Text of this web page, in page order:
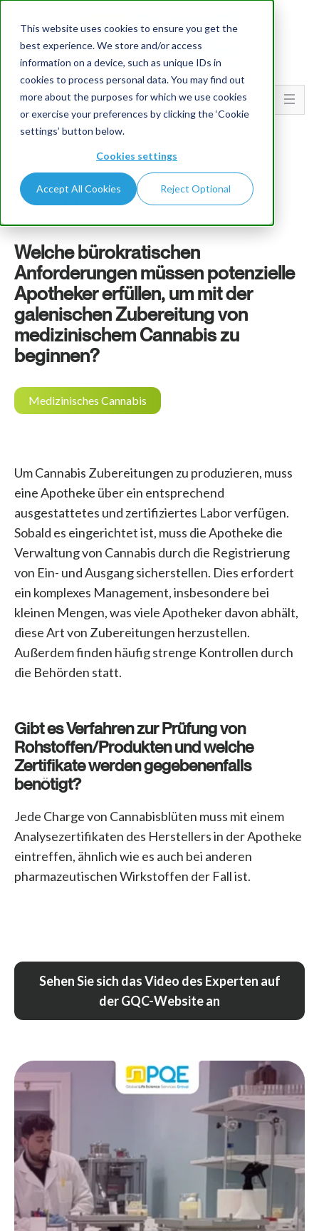
This website uses cookies to ensure you get the
best experience. We store and/or access
information on a device, such as unique IDs in
cookies to process personal data. You may find out
more about the purposes for which we use cookies
or exercise your preferences by clicking the ‘Cookie
settings’ button below.
Cookies settings
Accept All Cookies Reject Optional
Go To...
PQE Group
Welche bürokratischen
Anforderungen müssen potenzielle
Apotheker erfüllen, um mit der
galenischen Zubereitung von
medizinischem Cannabis zu
beginnen?
Medizinisches Cannabis
Um Cannabis Zubereitungen zu produzieren, muss
eine Apotheke über ein entsprechend
ausgestattetes und zertifiziertes Labor verfügen.
Sobald es eingerichtet ist, muss die Apotheke die
Verwaltung von Cannabis durch die Registrierung
von Ein- und Ausgang sicherstellen. Dies erfordert
ein komplexes Management, insbesondere bei
kleinen Mengen, was viele Apotheker davon abhält,
diese Art von Zubereitungen herzustellen.
Außerdem finden häufig strenge Kontrollen durch
die Behörden statt.
Gibt es Verfahren zur Prüfung von
Rohstoffen/Produkten und welche
Zertifikate werden gegebenenfalls
benötigt?
Jede Charge von Cannabisblüten muss mit einem
Analysezertifikaten des Herstellers in der Apotheke
eintreffen, ähnlich wie es auch bei anderen
pharmazeutischen Wirkstoffen der Fall ist.
Sehen Sie sich das Video des Experten auf
der GQC-Website an